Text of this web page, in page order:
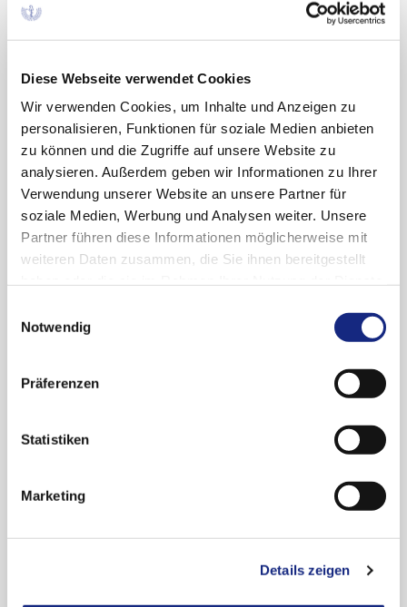
Diese Webseite verwendet Cookies
Wir verwenden Cookies, um Inhalte und Anzeigen zu
personalisieren, Funktionen für soziale Medien anbieten
zu können und die Zugriffe auf unsere Website zu
analysieren. Außerdem geben wir Informationen zu Ihrer
Verwendung unserer Website an unsere Partner für
soziale Medien, Werbung und Analysen weiter. Unsere
Partner führen diese Informationen möglicherweise mit
weiteren Daten zusammen, die Sie ihnen bereitgestellt
Cookies, wenn Sie unsere Webseite weiterhin
Notwendig
Präferenzen
Statistiken
Marketing
Details zeigen
Eileiterkarzinoms oder primären
basierte Chemotherapie ansprechen
(vollständig oder partiell).
Mammakarzinom:
als Monotherapie bei Erwachsenen mit
BRCA1/2-Mutationen in der Keimbahn, die ein
HER2-negatives, lokal fortgeschrittenes oder
metastasiertes Mammakarzinom haben. Die
(neo)adjuvanten oder metastasierten Setting
behandelt worden sein, es sei denn, die
nicht geeignet.
Patienten mit Hormonrezeptor(HR)-positivem
Krankheitsprogression während oder nach
aufweisen oder für eine endokrine Therapie